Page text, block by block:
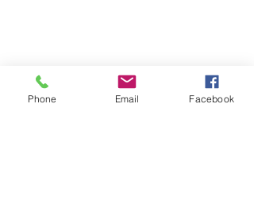
家づくり灯
ひとことBLOG
Phone Email Facebook